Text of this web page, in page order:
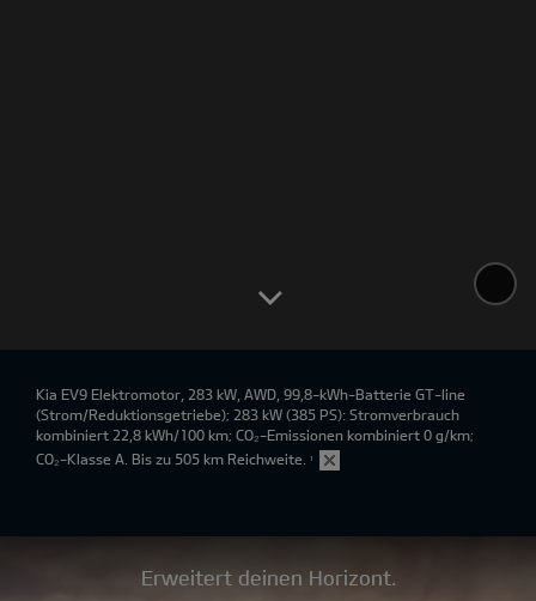
Kia EV9 Elektromotor, 283 kW, AWD, 99,8-kWh-Batterie GT-line
(Strom/Reduktionsgetriebe); 283 kW (385 PS): Stromverbrauch
kombiniert 22,8 kWh/100 km; CO₂-Emissionen kombiniert 0 g/km;
CO₂-Klasse A. Bis zu 505 km Reichweite. ¹
Erweitert deinen Horizont.